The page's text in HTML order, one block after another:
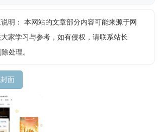
明： 本网站的文章部分内容可能来源于网
家学习与参考，如有侵权，请联系站长
处理。
面